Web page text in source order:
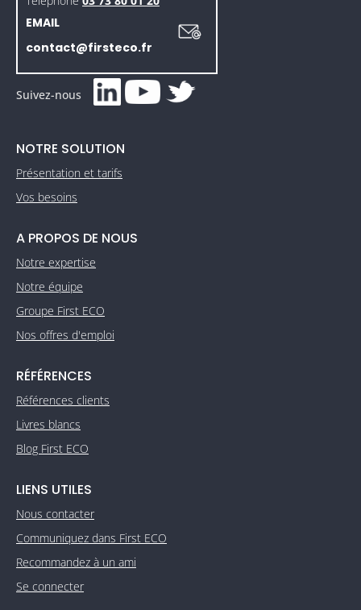
EMAIL
contact@firsteco.fr
Suivez-nous
NOTRE SOLUTION
Présentation et tarifs
Vos besoins
A PROPOS DE NOUS
Notre expertise
Notre équipe
Groupe First ECO
Nos offres d'emploi
RÉFÉRENCES
Références clients
Livres blancs
Blog First ECO
LIENS UTILES
Nous contacter
Communiquez dans First ECO
Recommandez à un ami
Se connecter